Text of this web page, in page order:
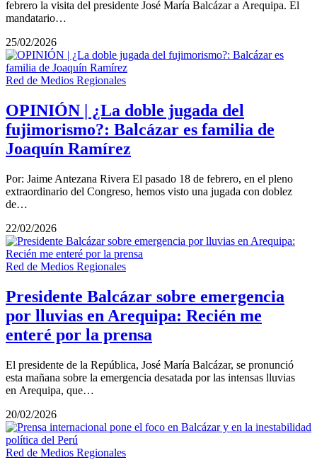
febrero la visita del presidente José María Balcázar a Arequipa. El
mandatario…
25/02/2026
Red de Medios Regionales
OPINIÓN | ¿La doble jugada del
fujimorismo?: Balcázar es familia de
Joaquín Ramírez
Por: Jaime Antezana Rivera El pasado 18 de febrero, en el pleno
extraordinario del Congreso, hemos visto una jugada con doblez
de…
22/02/2026
Red de Medios Regionales
Presidente Balcázar sobre emergencia
por lluvias en Arequipa: Recién me
enteré por la prensa
El presidente de la República, José María Balcázar, se pronunció
esta mañana sobre la emergencia desatada por las intensas lluvias
en Arequipa, que…
20/02/2026
Red de Medios Regionales